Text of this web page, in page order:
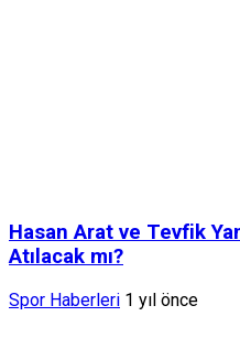
Hasan Arat ve Tevfik
Atılacak mı?
Spor Haberleri 1 yıl önce